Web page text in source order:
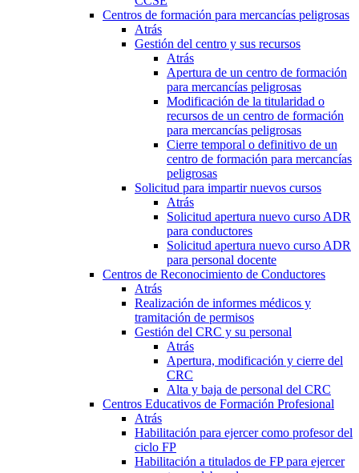
Centros de formación para mercancías peligrosas
Atrás
Gestión del centro y sus recursos
Atrás
Apertura de un centro de formación
para mercancías peligrosas
Modificación de la titularidad o
recursos de un centro de formación
para mercancías peligrosas
Cierre temporal o definitivo de un
centro de formación para mercancías
peligrosas
Solicitud para impartir nuevos cursos
Atrás
Solicitud apertura nuevo curso ADR
para conductores
Solicitud apertura nuevo curso ADR
para personal docente
Centros de Reconocimiento de Conductores
Atrás
Realización de informes médicos y
tramitación de permisos
Gestión del CRC y su personal
Atrás
Apertura, modificación y cierre del
CRC
Alta y baja de personal del CRC
Centros Educativos de Formación Profesional
Atrás
Habilitación para ejercer como profesor del
ciclo FP
Habilitación a titulados de FP para ejercer